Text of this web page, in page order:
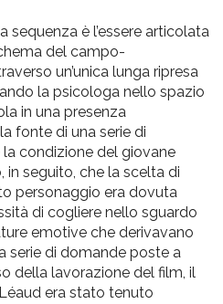
sequenza è l’essere articolata
del campo-
un’unica lunga ripresa
la psicologa nello spazio
in una presenza
fonte di una serie di
condizione del giovane
in seguito, che la scelta di
personaggio era dovuta
di cogliere nello sguardo
emotive che derivavano
serie di domande poste a
della lavorazione del film, il
era stato tenuto